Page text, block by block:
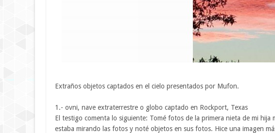
Extraños objetos captados en el cielo presentados por Mufon.
1.- ovni, nave extraterrestre o globo captado en Rockport, Texas
El testigo comenta lo siguiente: Tomé fotos de la primera nieta de mi hija
estaba mirando las fotos y noté objetos en sus fotos. Hice una imagen